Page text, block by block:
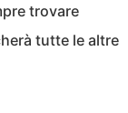
trovare
tutte le altre